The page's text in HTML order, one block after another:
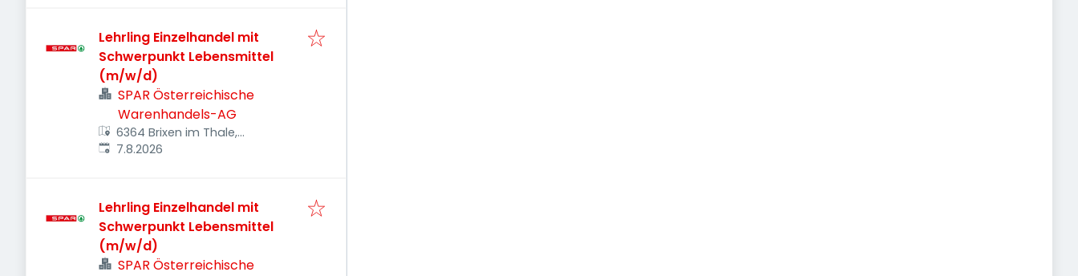
Lehrling Einzelhandel mit
Schwerpunkt Lebensmittel
(m/w/d)
SPAR Österreichische
Warenhandels-AG
6364 Brixen im Thale,
Österreich
Veröffentlicht
7.8.2026
Lehrling Einzelhandel mit
Schwerpunkt Lebensmittel
(m/w/d)
SPAR Österreichische